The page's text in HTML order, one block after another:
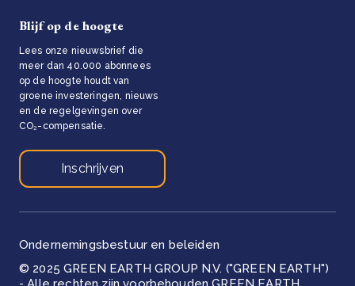
Blijf op de hoogte
Lees onze nieuwsbrief die
meer dan 40.000 abonnees
op de hoogte houdt van
groene investeringen, nieuws
en de regelgevingen over
CO₂-compensatie.
Inschrijven
© 2025 GREEN EARTH GROUP N.V. ("GREEN EARTH")
Ondernemingsbestuur en beleiden